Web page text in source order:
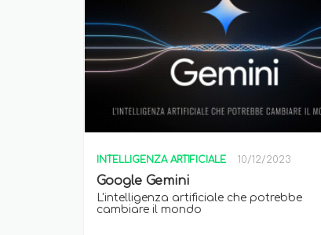
INTELLIGENZA ARTIFICIALE 10/12/2023
Google Gemini
L'intelligenza artificiale che potrebbe
cambiare il mondo